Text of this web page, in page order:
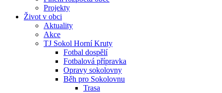
Projekty
Život v obci
Aktuality
Akce
TJ Sokol Horní Kruty
Fotbal dospělí
Fotbalová přípravka
Opravy sokolovny
Běh pro Sokolovnu
Trasa